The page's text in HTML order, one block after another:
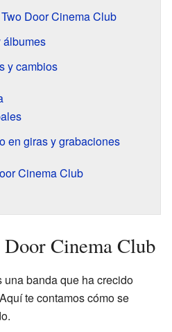
Door Cinema Club
álbumes
y cambios
en giras y grabaciones
Cinema Club
Cinema Club
banda que ha crecido
te contamos cómo se